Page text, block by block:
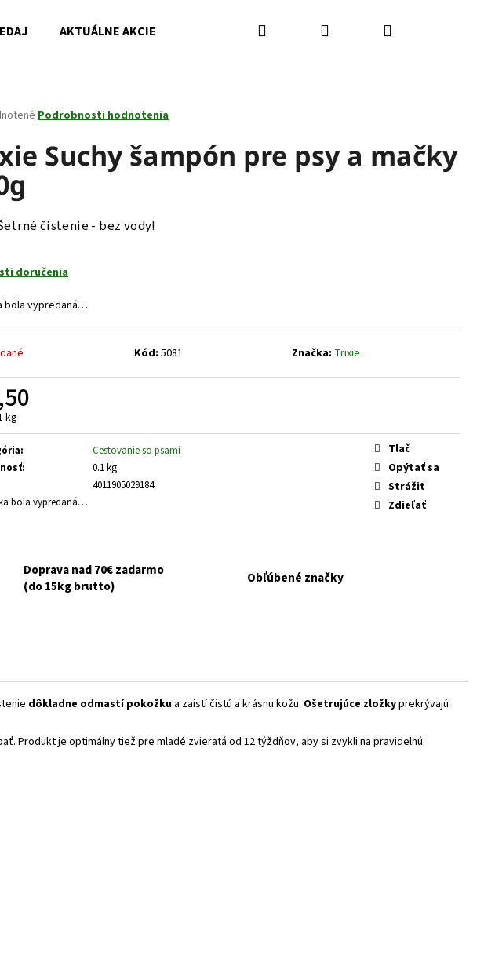
AKTUÁLNE AKCIE Kamenná predajňa Kontakty
Hľadať PrihlásenieNákupný
Podrobnosti hodnotenia
Suchy šampón pre psy a mačky
čistenie - bez vody!
doručenia
bola vypredaná…
Kód: 5081 Značka: Trixie
kg
:
Cestovanie so psami
:
0.1 kg
4011905029184
bola vypredaná…
Tlač
Opýtať sa
Strážiť
Zdieľať
Doprava nad 70€ zadarmo
(do 15kg brutto)
Obľúbené značky
dôkladne odmastí pokožku a zaistí čistú a krásnu kožu. Ošetrujúce zložkyprekrývajú
Produkt je optimálny tiež pre mladé zvieratá od 12 týždňov, aby si zvykli na pravidelnú
FELIX CAT ADULT KAPSIČKY FANTASTIC VÝBER